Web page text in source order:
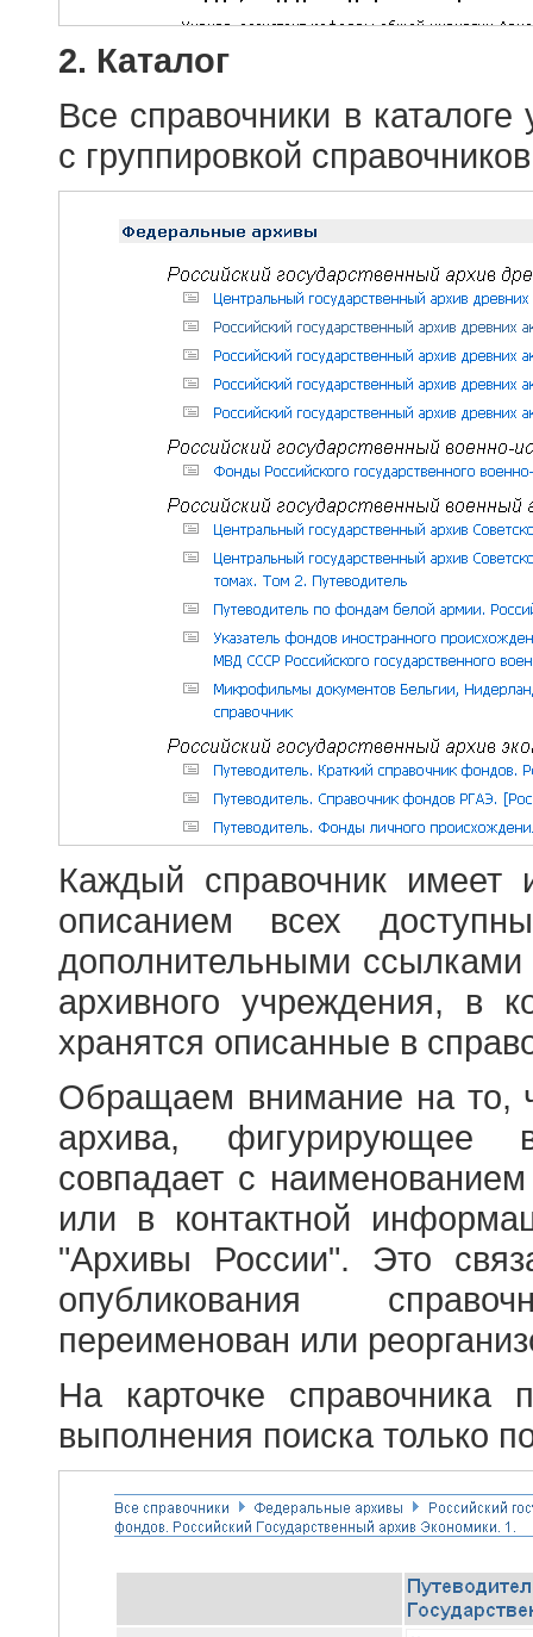
2. Каталог
Все справочники в
с группировкой
Каждый справочник имеет
описанием всех
дополнительными
архивного учреждения, в
хранятся описанные в
Обращаем внимание на то,
архива, фигурирующее
совпадает с
или в контактной
"Архивы России". Это
опубликования
переименован или
На карточке справочника
выполнения поиска только